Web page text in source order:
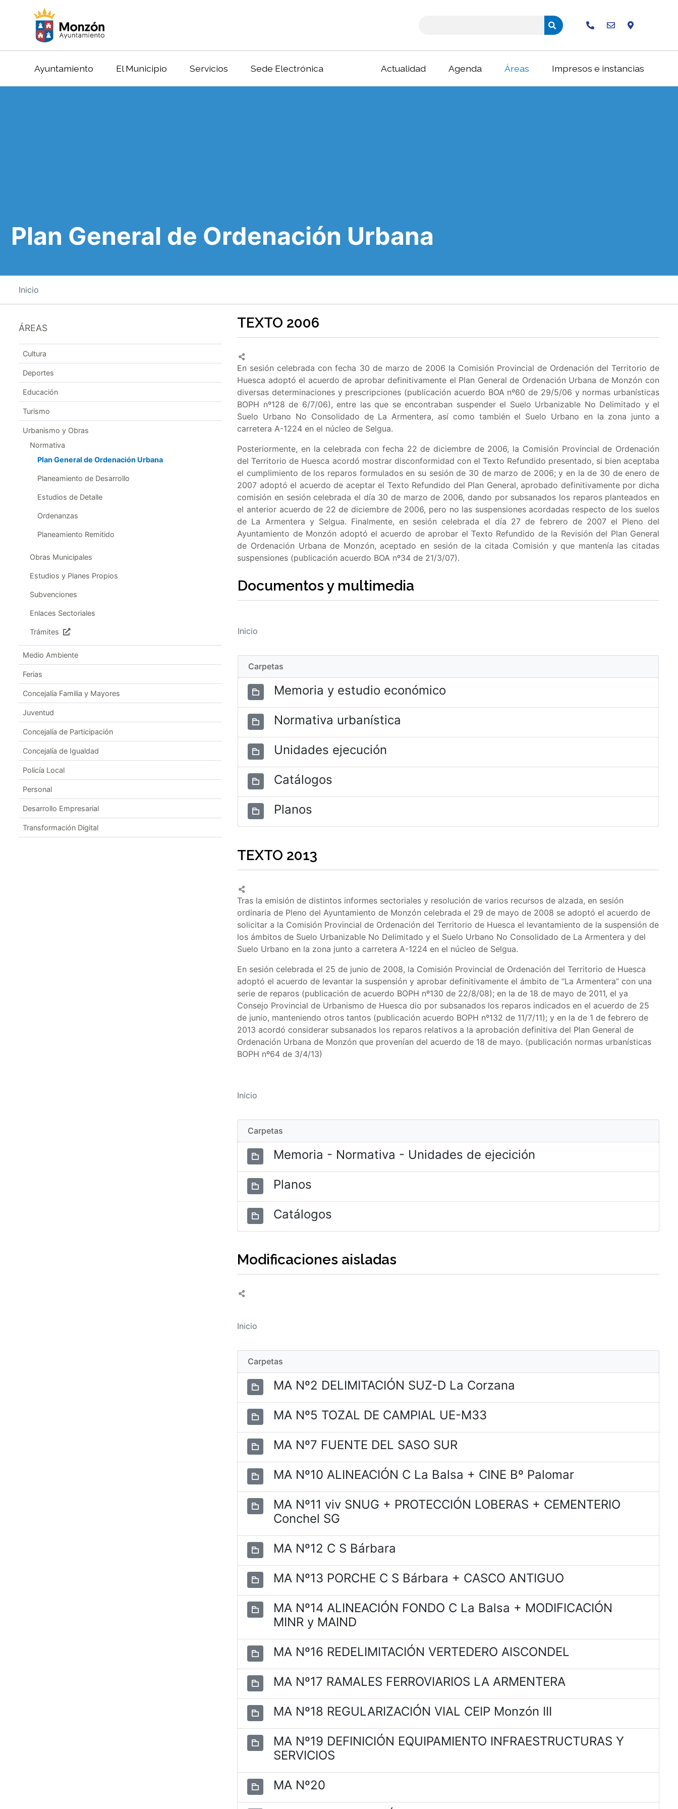
Ayuntamiento El Municipio Servicios Sede Electrónica Actualidad Agenda Áreas Impresos e instancias
Plan General de Ordenación Urbana
Inicio
ÁREAS
Cultura
Deportes
Educación
Turismo
Urbanismo y Obras
Normativa
Plan General de Ordenación Urbana
Planeamiento de Desarrollo
Estudios de Detalle
Ordenanzas
Planeamiento Remitido
Obras Municipales
Estudios y Planes Propios
Subvenciones
Enlaces Sectoriales
Trámites
Medio Ambiente
Ferias
Concejalía Familia y Mayores
Juventud
Concejalía de Participación
Concejalía de Igualdad
Policía Local
Personal
Desarrollo Empresarial
Transformación Digital
TEXTO 2006
En sesión celebrada con fecha 30 de marzo de 2006 la Comisión Provincial de Ordenación del Territorio de
Huesca adoptó el acuerdo de aprobar definitivamente el Plan General de Ordenación Urbana de Monzón con
diversas determinaciones y prescripciones (publicación acuerdo BOA nº60 de 29/5/06 y normas urbanísticas
BOPH nº128 de 6/7/06), entre las que se encontraban suspender el Suelo Urbanizable No Delimitado y el
Suelo Urbano No Consolidado de La Armentera, así como también el Suelo Urbano en la zona junto a
carretera A-1224 en el núcleo de Selgua.
Posteriormente, en la celebrada con fecha 22 de diciembre de 2006, la Comisión Provincial de Ordenación
del Territorio de Huesca acordó mostrar disconformidad con el Texto Refundido presentado, si bien aceptaba
el cumplimiento de los reparos formulados en su sesión de 30 de marzo de 2006; y en la de 30 de enero de
2007 adoptó el acuerdo de aceptar el Texto Refundido del Plan General, aprobado definitivamente por dicha
comisión en sesión celebrada el día 30 de marzo de 2006, dando por subsanados los reparos planteados en
el anterior acuerdo de 22 de diciembre de 2006, pero no las suspensiones acordadas respecto de los suelos
de La Armentera y Selgua. Finalmente, en sesión celebrada el día 27 de febrero de 2007 el Pleno del
Ayuntamiento de Monzón adoptó el acuerdo de aprobar el Texto Refundido de la Revisión del Plan General
de Ordenación Urbana de Monzón, aceptado en sesión de la citada Comisión y que mantenía las citadas
suspensiones (publicación acuerdo BOA nº34 de 21/3/07).
Documentos y multimedia
Inicio
Carpetas
Memoria y estudio económico
Normativa urbanística
Unidades ejecución
Catálogos
Planos
TEXTO 2013
Tras la emisión de distintos informes sectoriales y resolución de varios recursos de alzada, en sesión
ordinaria de Pleno del Ayuntamiento de Monzón celebrada el 29 de mayo de 2008 se adoptó el acuerdo de
solicitar a la Comisión Provincial de Ordenación del Territorio de Huesca el levantamiento de la suspensión de
los ámbitos de Suelo Urbanizable No Delimitado y el Suelo Urbano No Consolidado de La Armentera y del
Suelo Urbano en la zona junto a carretera A-1224 en el núcleo de Selgua.
En sesión celebrada el 25 de junio de 2008, la Comisión Provincial de Ordenación del Territorio de Huesca
adoptó el acuerdo de levantar la suspensión y aprobar definitivamente el ámbito de “La Armentera” con una
serie de reparos (publicación de acuerdo BOPH nº130 de 22/8/08); en la de 18 de mayo de 2011, el ya
Consejo Provincial de Urbanismo de Huesca dio por subsanados los reparos indicados en el acuerdo de 25
de junio, manteniendo otros tantos (publicación acuerdo BOPH nº132 de 11/7/11); y en la de 1 de febrero de
2013 acordó considerar subsanados los reparos relativos a la aprobación definitiva del Plan General de
Ordenación Urbana de Monzón que provenían del acuerdo de 18 de mayo. (publicación normas urbanísticas
BOPH nº64 de 3/4/13)
Inicio
Carpetas
Memoria - Normativa - Unidades de ejecición
Planos
Catálogos
Modificaciones aisladas
Inicio
Carpetas
MA Nº2 DELIMITACIÓN SUZ-D La Corzana
MA Nº5 TOZAL DE CAMPIAL UE-M33
MA Nº7 FUENTE DEL SASO SUR
MA Nº10 ALINEACIÓN C La Balsa + CINE Bº Palomar
MA Nº11 viv SNUG + PROTECCIÓN LOBERAS + CEMENTERIO
Conchel SG
MA Nº12 C S Bárbara
MA Nº13 PORCHE C S Bárbara + CASCO ANTIGUO
MA Nº14 ALINEACIÓN FONDO C La Balsa + MODIFICACIÓN
MINR y MAIND
MA Nº16 REDELIMITACIÓN VERTEDERO AISCONDEL
MA Nº17 RAMALES FERROVIARIOS LA ARMENTERA
MA Nº18 REGULARIZACIÓN VIAL CEIP Monzón III
MA Nº19 DEFINICIÓN EQUIPAMIENTO INFRAESTRUCTURAS Y
SERVICIOS
MA Nº20